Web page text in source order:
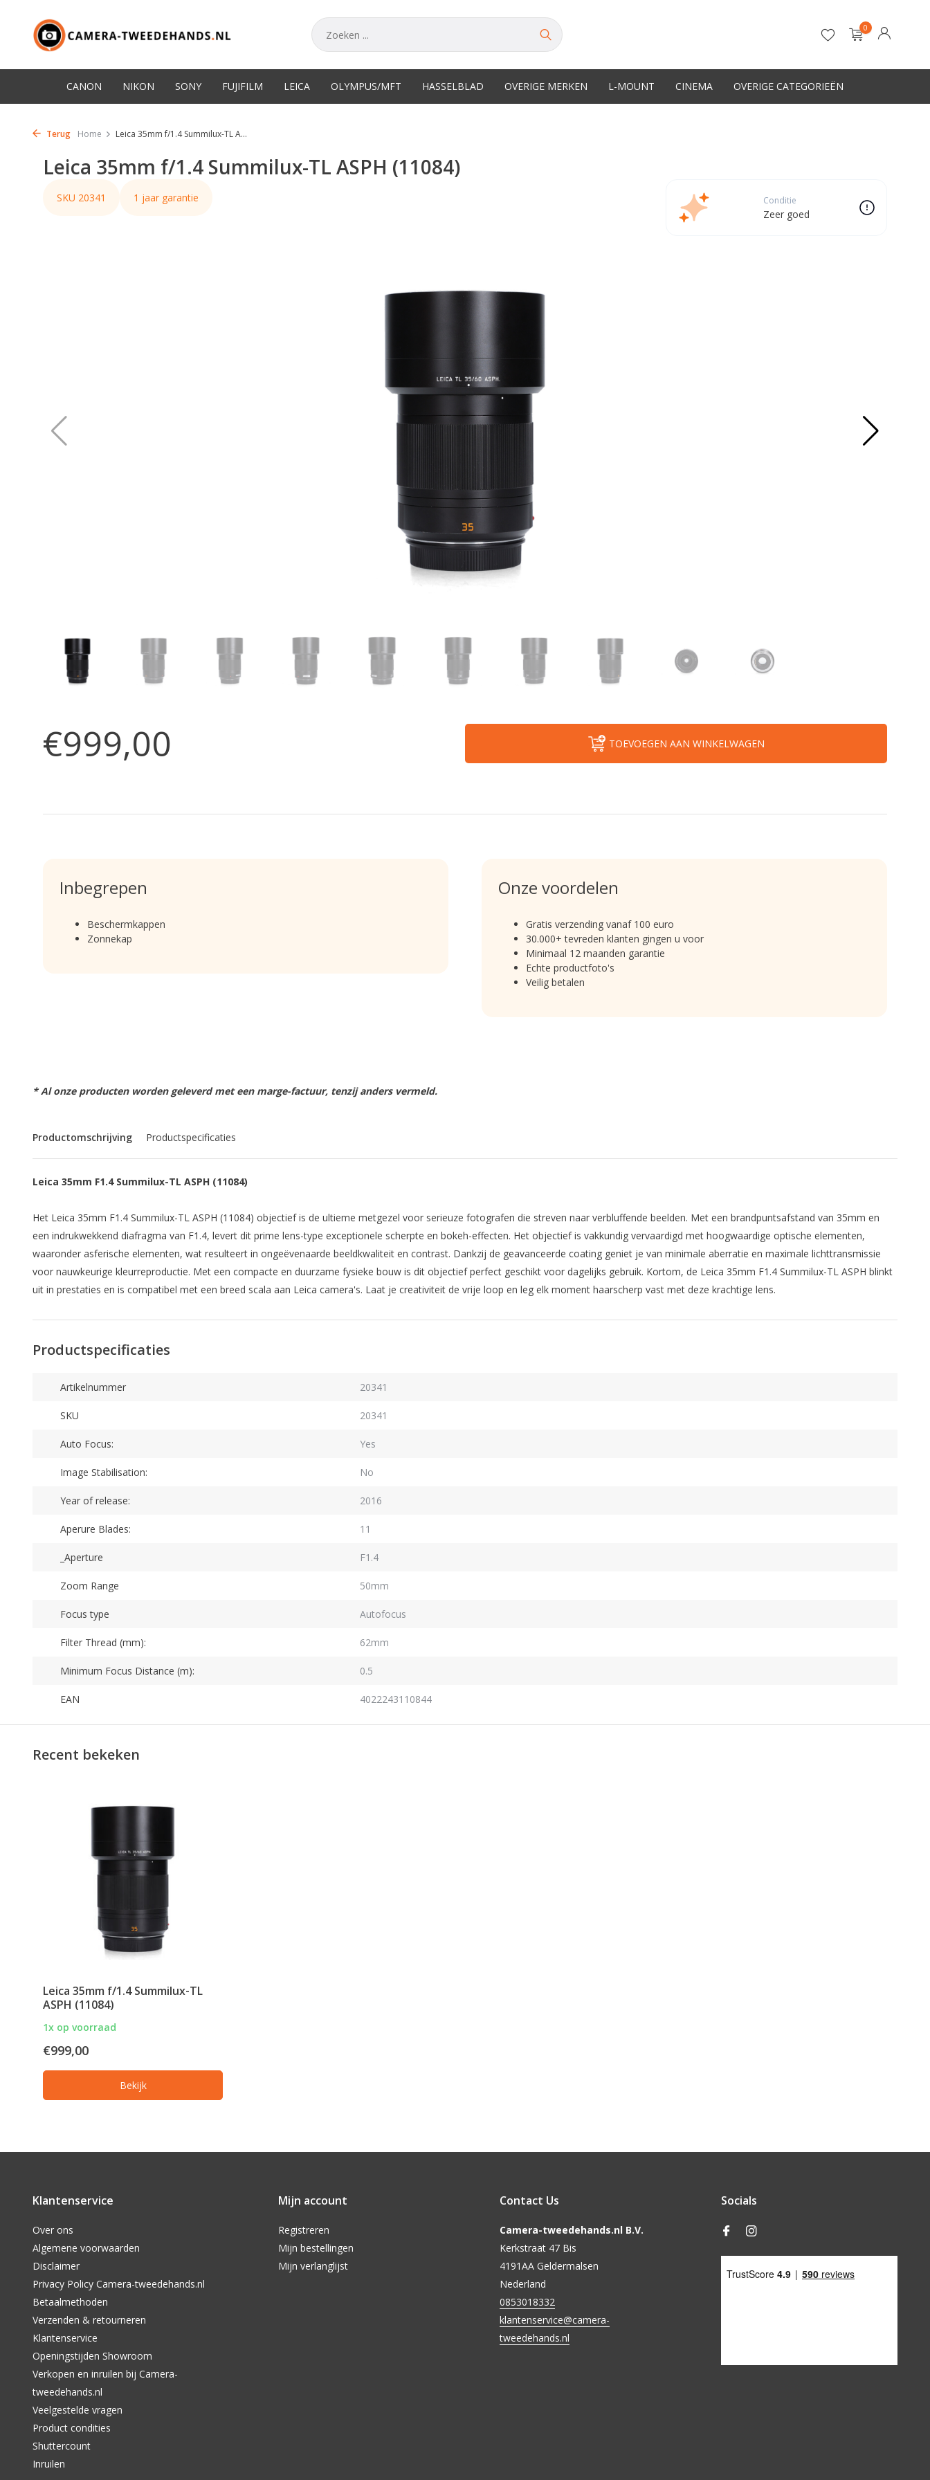
0
CANON NIKON SONY FUJIFILM LEICA OLYMPUS/MFT HASSELBLAD OVERIGE MERKEN L-MOUNT CINEMA OVERIGE CATEGORIEËN
Terug Home Leica 35mm f/1.4 Summilux-TL A...
Leica 35mm f/1.4 Summilux-TL ASPH (11084)
SKU 20341 1 jaar garantie Conditie
Zeer goed
€999,00 TOEVOEGEN AAN WINKELWAGEN
Inbegrepen
Beschermkappen
Zonnekap
Onze voordelen
Gratis verzending vanaf 100 euro
30.000+ tevreden klanten gingen u voor
Minimaal 12 maanden garantie
Echte productfoto's
Veilig betalen
* Al onze producten worden geleverd met een marge-factuur, tenzij anders vermeld.
Productomschrijving Productspecificaties
Leica 35mm F1.4 Summilux-TL ASPH (11084)
Het Leica 35mm F1.4 Summilux-TL ASPH (11084) objectief is de ultieme metgezel voor serieuze fotografen die streven naar verbluffende beelden. Met een brandpuntsafstand van 35mm en
een indrukwekkend diafragma van F1.4, levert dit prime lens-type exceptionele scherpte en bokeh-effecten. Het objectief is vakkundig vervaardigd met hoogwaardige optische elementen,
waaronder asferische elementen, wat resulteert in ongeëvenaarde beeldkwaliteit en contrast. Dankzij de geavanceerde coating geniet je van minimale aberratie en maximale lichttransmissie
voor nauwkeurige kleurreproductie. Met een compacte en duurzame fysieke bouw is dit objectief perfect geschikt voor dagelijks gebruik. Kortom, de Leica 35mm F1.4 Summilux-TL ASPH blinkt
uit in prestaties en is compatibel met een breed scala aan Leica camera's. Laat je creativiteit de vrije loop en leg elk moment haarscherp vast met deze krachtige lens.
Productspecificaties
Artikelnummer 20341
SKU 20341
Auto Focus: Yes
Image Stabilisation: No
Year of release: 2016
Aperure Blades: 11
_Aperture F1.4
Zoom Range 50mm
Focus type Autofocus
Filter Thread (mm): 62mm
Minimum Focus Distance (m): 0.5
EAN 4022243110844
Recent bekeken
Leica 35mm f/1.4 Summilux-TL
ASPH (11084)
1x op voorraad
€999,00
Bekijk
Klantenservice
Over ons
Algemene voorwaarden
Disclaimer
Privacy Policy Camera-tweedehands.nl
Betaalmethoden
Verzenden & retourneren
Klantenservice
Openingstijden Showroom
Verkopen en inruilen bij Camera-
tweedehands.nl
Veelgestelde vragen
Product condities
Shuttercount
Inruilen
Mijn account
Registreren
Mijn bestellingen
Mijn verlanglijst
Contact Us
Camera-tweedehands.nl B.V.
Kerkstraat 47 Bis
4191AA Geldermalsen
Nederland
0853018332
klantenservice@camera-
tweedehands.nl
Socials